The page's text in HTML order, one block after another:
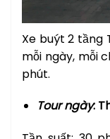
Xe buýt 2 tầng
mỗi ngày, mỗi
phút.
Tour ngày: